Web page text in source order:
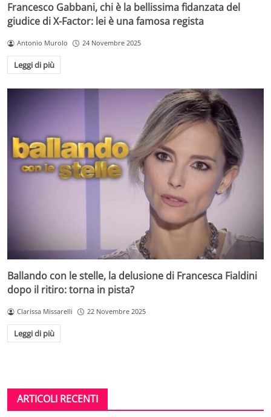
Francesco Gabbani, chi è la bellissima fidanzata del
giudice di X-Factor: lei è una famosa regista
Antonio Murolo 24 Novembre 2025
Leggi di più
Ballando con le stelle, la delusione di Francesca Fialdini
dopo il ritiro: torna in pista?
Clarissa Missarelli 22 Novembre 2025
Leggi di più
ARTICOLI RECENTI